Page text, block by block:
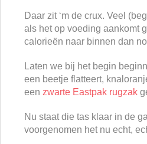
Daar zit ‘m de crux. Veel
als het op voeding aankomt
calorieën naar binnen dan
Laten we bij het begin
een beetje flatteert,
een zwarte Eastpak rugzak
Nu staat die tas klaar in de
voorgenomen het nu echt,